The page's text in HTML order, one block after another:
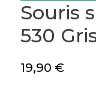
Souris
530
19,90 €